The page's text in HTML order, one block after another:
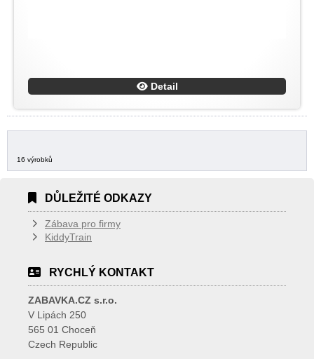
Detail
16 výrobků
DŮLEŽITÉ ODKAZY
Zábava pro firmy
KiddyTrain
RYCHLÝ KONTAKT
ZABAVKA.CZ s.r.o.
V Lipách 250
565 01 Choceň
Czech Republic